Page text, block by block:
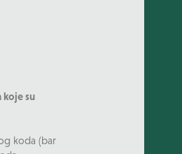
koje su
koda (bar